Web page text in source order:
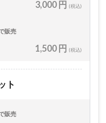
3,000 円 (税込)
販売
1,500 円 (税込)
ト
販売